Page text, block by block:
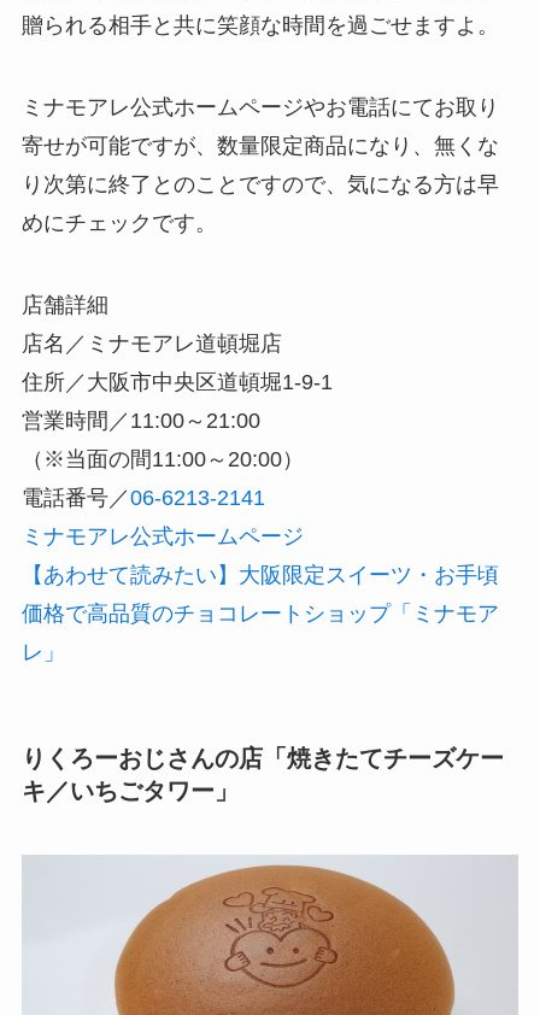
贈られる相手と共に笑顔な時間を過ごせますよ。
ミナモアレ公式ホームページやお電話にてお取り
寄せが可能ですが、数量限定商品になり、無くな
り次第に終了とのことですので、気になる方は早
めにチェックです。
店舗詳細
店名／ミナモアレ道頓堀店
住所／大阪市中央区道頓堀1-9-1
営業時間／11:00～21:00
（※当面の間11:00～20:00）
電話番号／06-6213-2141
ミナモアレ公式ホームページ
【あわせて読みたい】大阪限定スイーツ・お手頃
価格で高品質のチョコレートショップ「ミナモア
レ」
りくろーおじさんの店「焼きたてチーズケー
キ／いちごタワー」